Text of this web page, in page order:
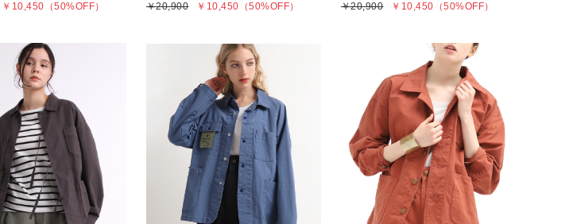
￥10,450 （50%OFF）
￥10,450
￥20,900 （50%OFF）
￥10,450
￥20,900 （50%OFF）